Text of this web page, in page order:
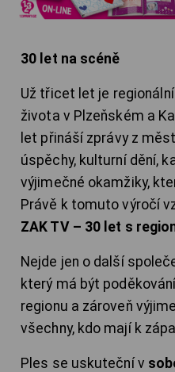
30 let na scéně
Už třicet let je
života v Plzeňském a
let přináší zprávy z
úspěchy, kulturní dění,
výjimečné okamžiky,
Právě k tomuto výročí
ZAK TV – 30 let s
Nejde jen o další
který má být
regionu a zároveň
všechny, kdo mají k
Ples se uskuteční v